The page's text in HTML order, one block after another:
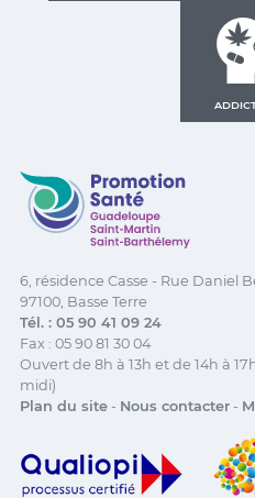
Promotion Santé
6, résidence Casse - Rue Daniel
97100, Basse Terre
Tél. : 05 90 41 09 24
Fax : 05 90 81 30 04
Ouvert de 8h à 13h et de 14h à
midi)
Plan du site- Nous contacter-